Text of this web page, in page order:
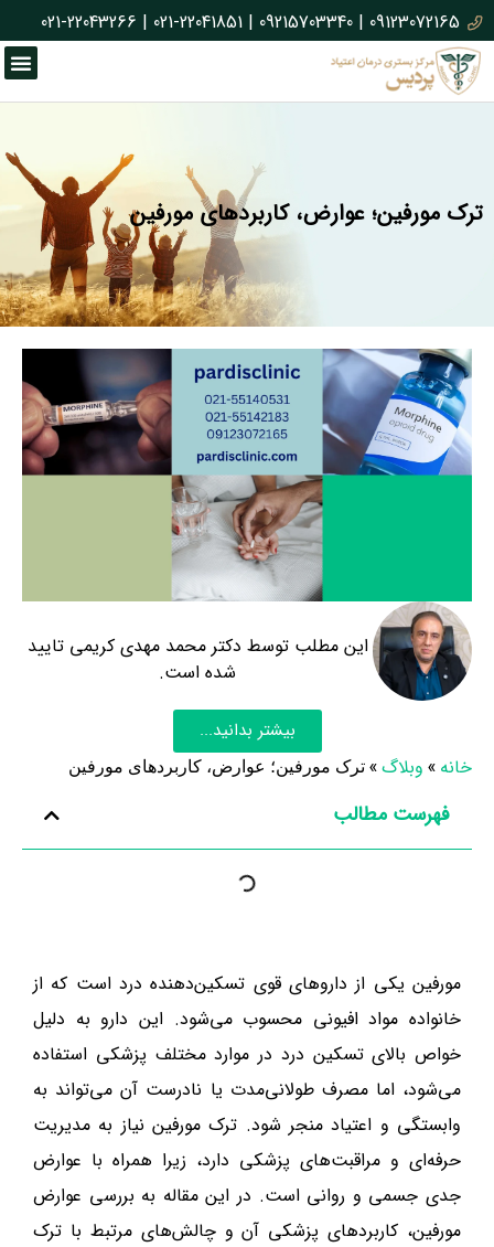
09123072165
|
09215703340
|
021-22041851
|
021-22043266
ترک مورفین؛ عوارض، کاربردهای مورفین
این مطلب توسط دکتر محمد مهدی کریمی تایید
شده است.
بیشتر بدانید...
خانه » وبلاگ»ترک مورفین؛ عوارض، کاربردهای مورفین
فهرست مطالب
مورفین یکی از داروهای قوی تسکین‌دهنده درد است که از
خانواده مواد افیونی محسوب می‌شود. این دارو به دلیل
خواص بالای تسکین درد در موارد مختلف پزشکی استفاده
می‌شود، اما مصرف طولانی‌مدت یا نادرست آن می‌تواند به
وابستگی و اعتیاد منجر شود. ترک مورفین نیاز به مدیریت
حرفه‌ای و مراقبت‌های پزشکی دارد، زیرا همراه با عوارض
جدی جسمی و روانی است. در این مقاله به بررسی عوارض
مورفین، کاربردهای پزشکی آن و چالش‌های مرتبط با ترک